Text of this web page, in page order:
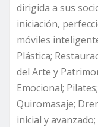
dirigida a sus
iniciación,
móviles
Plástica;
del Arte y
Emocional;
Quiromasaje;
inicial y